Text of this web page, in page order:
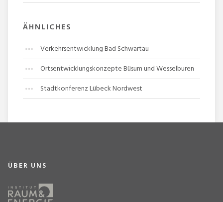
ÄHNLICHES
Verkehrsentwicklung Bad Schwartau
Ortsentwicklungskonzepte Büsum und Wesselburen
Stadtkonferenz Lübeck Nordwest
ÜBER UNS